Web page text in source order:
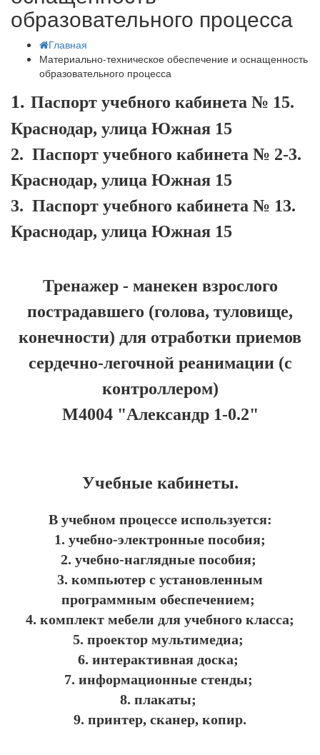
образовательного процесса
Главная
Материально-техническое обеспечение и оснащенность
образовательного процесса
1. Паспорт учебного кабинета № 15.
Краснодар, улица Южная 15
2. Паспорт учебного кабинета № 2-3.
Краснодар, улица Южная 15
3. Паспорт учебного кабинета № 13.
Краснодар, улица Южная 15
Тренажер - манекен взрослого
пострадавшего (голова, туловище,
конечности) для отработки приемов
сердечно-легочной реанимации (с
контроллером)
М4004 "Александр 1-0.2"
Учебные кабинеты.
В учебном процессе используется:
1. учебно-электронные пособия;
2. учебно-наглядные пособия;
3. компьютер с установленным
программным обеспечением;
4. комплект мебели для учебного класса;
5. проектор мультимедиа;
6. интерактивная доска;
7. информационные стенды;
8. плакаты;
9. принтер, сканер, копир.